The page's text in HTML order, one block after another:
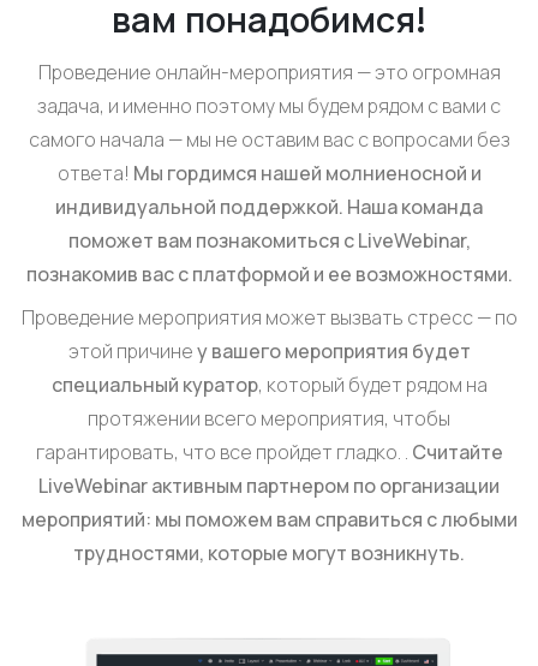
вам понадобимся!
Проведение онлайн-мероприятия — это огромная
задача, и именно поэтому мы будем рядом с вами с
самого начала — мы не оставим вас с вопросами без
ответа! Мы гордимся нашей молниеносной и
индивидуальной поддержкой. Наша команда
поможет вам познакомиться с LiveWebinar,
познакомив вас с платформой и ее возможностями.
Проведение мероприятия может вызвать стресс — по
этой причинеу вашего мероприятия будет
специальный куратор, который будет рядом на
протяжении всего мероприятия, чтобы
гарантировать, что все пройдет гладко. . Считайте
LiveWebinar активным партнером по организации
мероприятий: мы поможем вам справиться с любыми
трудностями, которые могут возникнуть.